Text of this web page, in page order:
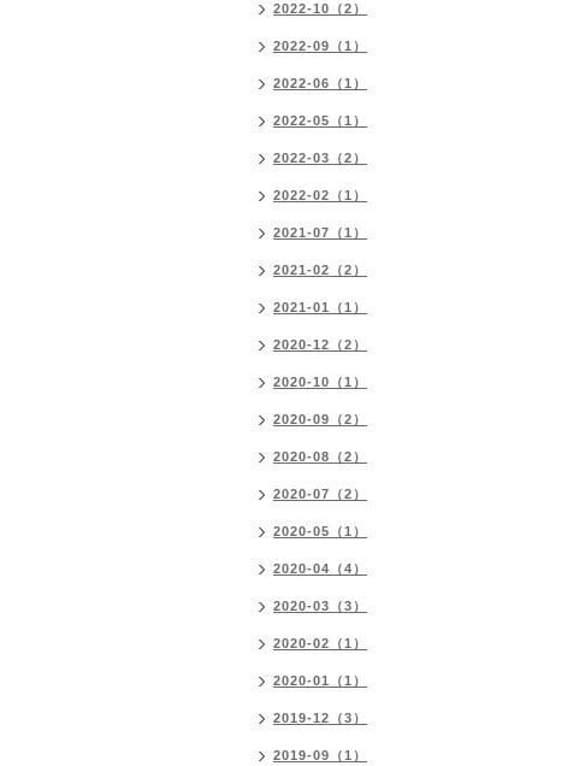
2022-10（2）
2022-09（1）
2022-06（1）
2022-05（1）
2022-03（2）
2022-02（1）
2021-07（1）
2021-02（2）
2021-01（1）
2020-12（2）
2020-10（1）
2020-09（2）
2020-08（2）
2020-07（2）
2020-05（1）
2020-04（4）
2020-03（3）
2020-02（1）
2020-01（1）
2019-12（3）
2019-09（1）